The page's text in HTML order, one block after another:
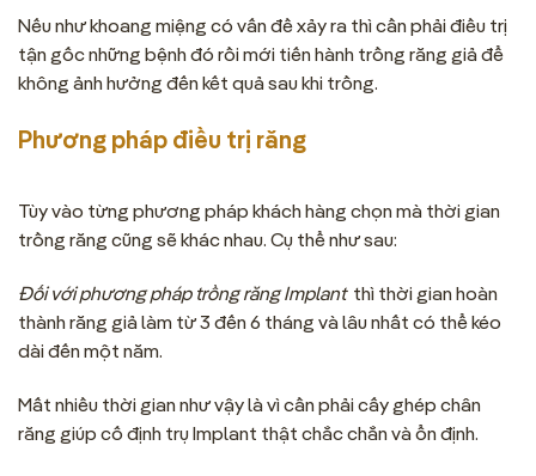
Nếu như khoang miệng có vấn đề xảy ra thì cần phải điều trị
tận gốc những bệnh đó rồi mới tiến hành trồng răng giả để
không ảnh hưởng đến kết quả sau khi trồng.
Phương pháp điều trị răng
Tùy vào từng phương pháp khách hàng chọn mà thời gian
trồng răng cũng sẽ khác nhau. Cụ thể như sau:
Đối với phương pháp trồng răng Implantthì thời gian hoàn
thành răng giả làm từ 3 đến 6 tháng và lâu nhất có thể kéo
dài đến một năm.
Mất nhiều thời gian như vậy là vì cần phải cấy ghép chân
răng giúp cố định trụ Implant thật chắc chắn và ổn định.